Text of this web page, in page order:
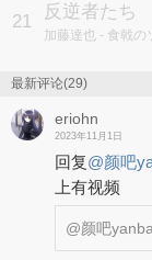
21 反逆者たち
加藤達也 - 食戟の
最新评论(29)
eriohn
2023年11月1日
回复@颜吧
上有视频
@颜吧yanba